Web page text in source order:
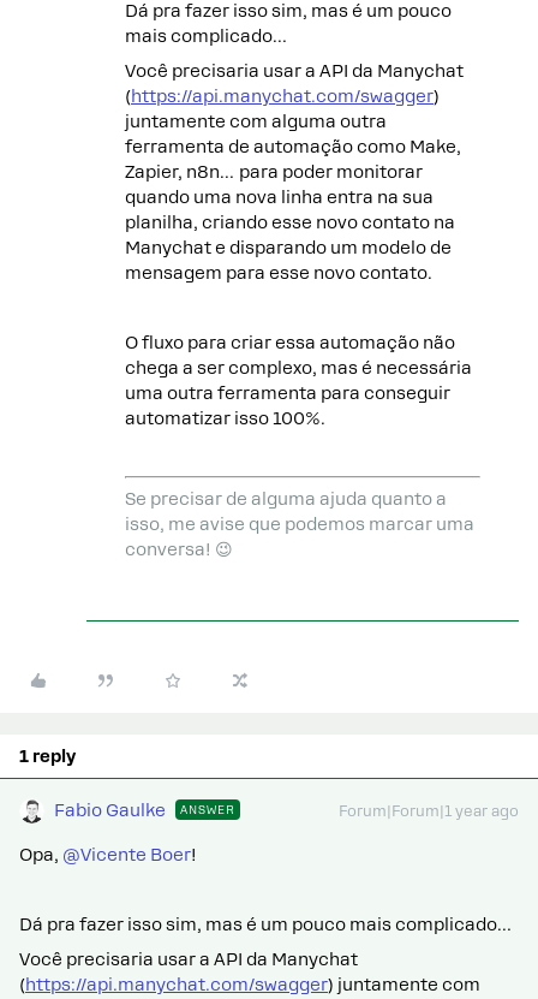
Dá pra fazer isso sim, mas é um pouco
mais complicado…
Você precisaria usar a API da Manychat
(https://api.manychat.com/swagger)
juntamente com alguma outra
ferramenta de automação como Make,
Zapier, n8n… para poder monitorar
quando uma nova linha entra na sua
planilha, criando esse novo contato na
Manychat e disparando um modelo de
mensagem para esse novo contato.
O fluxo para criar essa automação não
chega a ser complexo, mas é necessária
uma outra ferramenta para conseguir
automatizar isso 100%.
Se precisar de alguma ajuda quanto a
isso, me avise que podemos marcar uma
conversa! 😉
1 reply
Fabio Gaulke ANSWER Forum|Forum|1 year ago
Opa, ​ @Vicente Boer!
Dá pra fazer isso sim, mas é um pouco mais complicado…
Você precisaria usar a API da Manychat
(https://api.manychat.com/swagger) juntamente com